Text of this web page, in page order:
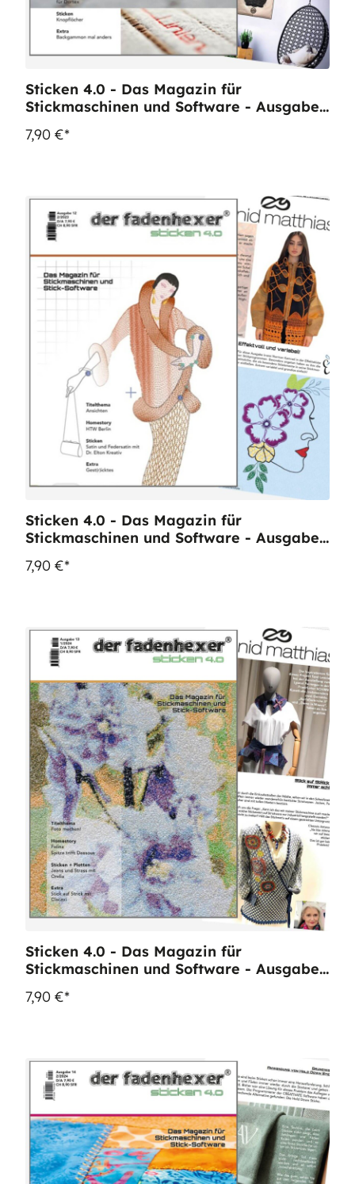
Sticken 4.0 - Das Magazin für
Stickmaschinen und Software - Ausgabe
7,90 €*
Sticken 4.0 - Das Magazin für
Stickmaschinen und Software - Ausgabe
7,90 €*
Sticken 4.0 - Das Magazin für
Stickmaschinen und Software - Ausgabe
7,90 €*